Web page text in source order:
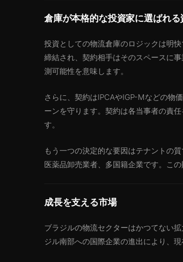
倉庫が本格的な投資家に選ばれ
投資としての物流倉庫のロジックは
締結され、契約相手はそのスペースに
測可能性を意味します。
さらに、契約はIPCAやIGP-Mなどの物
ーンを守ります。契約は各当事者の責
す。
もう一つの決定的な要因はテナントの
医薬品卸売業者、多国籍企業です。こ
成長を支える市場
ブラジルの物流セクターはかつてない
ジル南部への国際企業の進出により、